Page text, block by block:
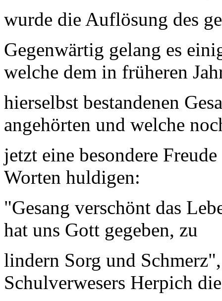
wurde die Auflösung des
Gegenwärtig gelang es
welche dem in früheren
hierselbst bestandenen
angehörten und welche
jetzt eine besondere
Worten huldigen:
"Gesang verschönt das
hat uns Gott gegeben, zu
lindern Sorg und
Schulverwesers Herpich